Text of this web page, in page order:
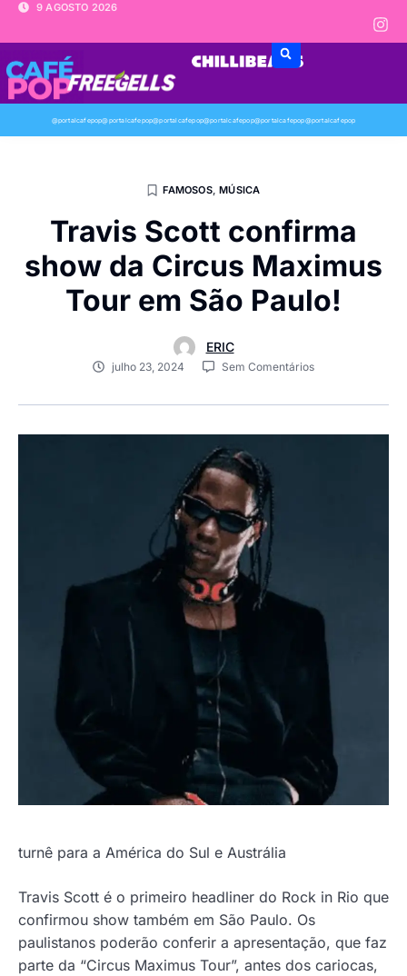
9 AGOSTO 2026
@portalcafepop@portalcafepop@portalcafepop@portalcafepop@portalcafepop@portalcafepop
FAMOSOS,MÚSICA
Travis Scott confirma
show da Circus Maximus
Tour em São Paulo!
ERIC
julho 23, 2024 Sem Comentários
turnê para a América do Sul e Austrália
Travis Scott é o primeiro headliner do Rock in Rio que
confirmou show também em São Paulo. Os
paulistanos poderão conferir a apresentação, que faz
parte da “Circus Maximus Tour”, antes dos cariocas,